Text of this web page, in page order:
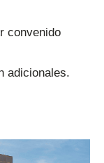
convenido
adicionales.